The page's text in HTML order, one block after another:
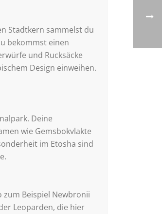
Stadtkern sammelst du
bekommst einen
und Rucksäcke
Design einweihen.
Deine
wie Gemsbokvlakte
im Etosha sind
Beispiel Newbronii
Leoparden, die hier